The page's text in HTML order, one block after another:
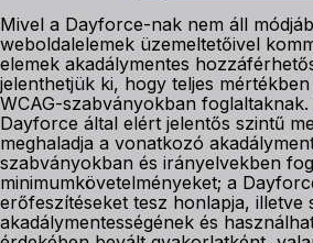
Mivel a Dayforce-nak nem áll
weboldalelemek üzemeltetőivel
elemek akadálymentes
jelenthetjük ki, hogy teljes
WCAG-szabványokban
Dayforce által elért jelentős szintű
meghaladja a vonatkozó
szabványokban és irányelvekben
minimumkövetelményeket; a
erőfeszítéseket tesz honlapja, illetve
akadálymentességének és